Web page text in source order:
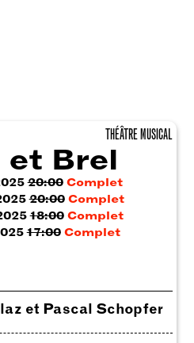
THÉÂTRE MUSICAL
Brel
20:00 Complet
20:00 Complet
18:00 Complet
17:00 Complet
et Pascal Schopfer